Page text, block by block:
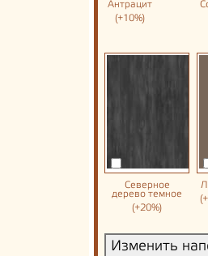
Антрацит
(+10%)
Северное
дерево темное
(+20%)
Изменить